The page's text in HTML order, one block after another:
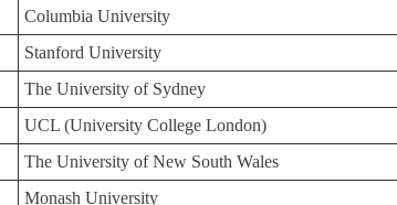
Columbia University
Stanford University
The University of Sydney
UCL (University College London)
The University of New South Wales
Monash University